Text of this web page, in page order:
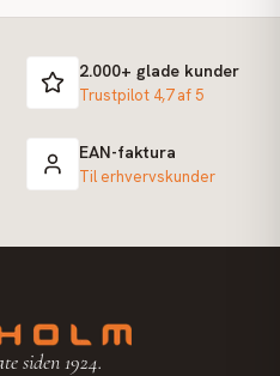
2.000+ glade kunder
Trustpilot 4,7 af 5
EAN-faktura
Til erhvervskunder
siden 1924.